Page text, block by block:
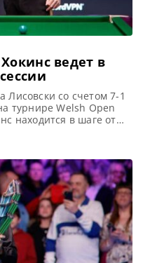
ведет в
Лисовски со счетом 7-1
турнире Welsh Open
находится в шаге от
уверенно
[…]